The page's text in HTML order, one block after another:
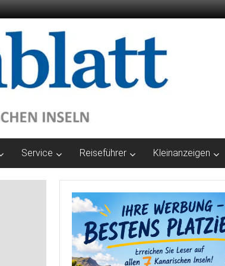
Service Reiseführer Kleinanzeigen